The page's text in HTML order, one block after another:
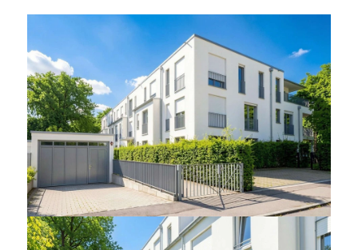
REFERENZ: WOHNUNG IN
GAUTING
Bestlage Gauting -
wunderschöne 4-Zi.-
Gartenwohnung im Würmtal